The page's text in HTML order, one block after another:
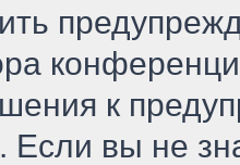
к
Если вы не